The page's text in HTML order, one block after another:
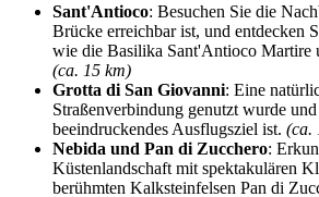
Sant'Antioco: Besuchen Sie die
Brücke erreichbar ist, und entdecken
wie die Basilika Sant'Antioco Martire
(ca. 15 km)
Grotta di San Giovanni: Eine
Straßenverbindung genutzt wurde
beeindruckendes Ausflugsziel ist. (ca.
Nebida und Pan di Zucchero:
Küstenlandschaft mit spektakulären
berühmten Kalksteinfelsen Pan di